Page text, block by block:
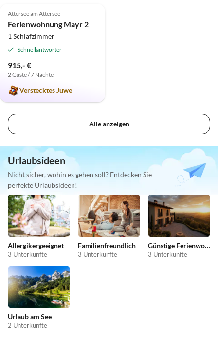
Attersee am Attersee
Ferienwohnung Mayr 2
1 Schlafzimmer
Schnellantworter
915,- €
2 Gäste / 7 Nächte
Verstecktes Juwel
Alle anzeigen
Urlaubsideen
Nicht sicher, wohin es gehen soll? Entdecken Sie
perfekte Urlaubsideen!
Allergikergeeignet
3 Unterkünfte
Familienfreundlich
3 Unterkünfte
Günstige Ferienwohnungen
3 Unterkünfte
Urlaub am See
2 Unterkünfte